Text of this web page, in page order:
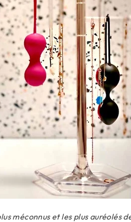
méconnus et les plus auréolés